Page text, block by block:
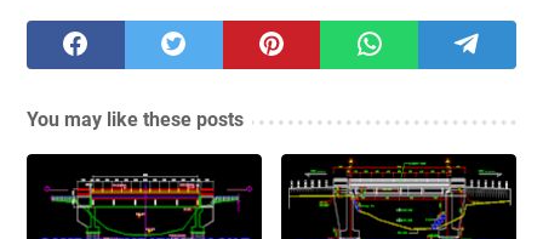
You may like these posts